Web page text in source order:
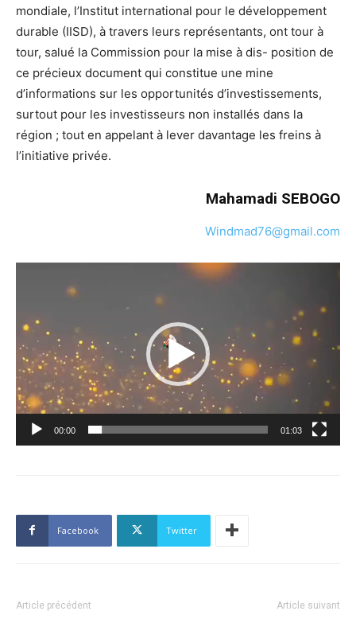
mondiale, l’Institut international pour le développement
durable (IISD), à travers leurs représentants, ont tour à
tour, salué la Commission pour la mise à dis- position de
ce précieux document qui constitue une mine
d’informations sur les opportunités d’investissements,
surtout pour les investisseurs non installés dans la
région ; tout en appelant à lever davantage les freins à
l’initiative privée.
Mahamadi SEBOGO
Windmad76@gmail.com
Lecteur
00:00 01:03
Facebook Twitter
Article précédent Article suivant